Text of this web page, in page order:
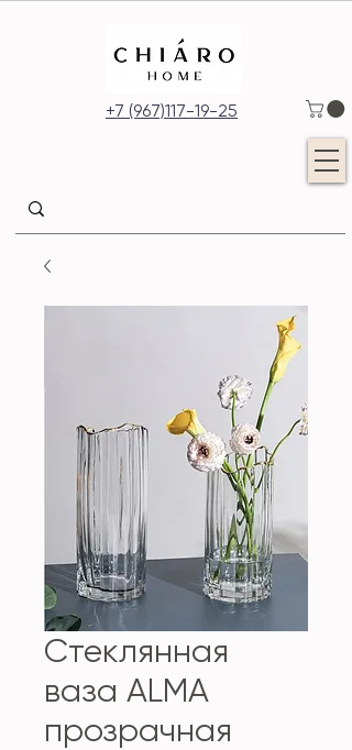
+7 (967)117-19-25
Стеклянная
ваза ALMA
прозрачная